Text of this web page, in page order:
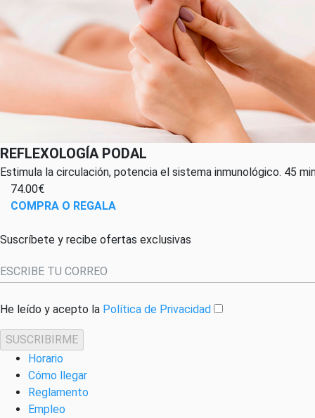
REFLEXOLOGÍA PODAL
Estimula la circulación, potencia el sistema inmunológico. 45
74.00€
COMPRA O REGALA
Suscríbete y recibe ofertas exclusivas
He leído y acepto la Política de Privacidad
SUSCRIBIRME
Horario
Cómo llegar
Reglamento
Empleo